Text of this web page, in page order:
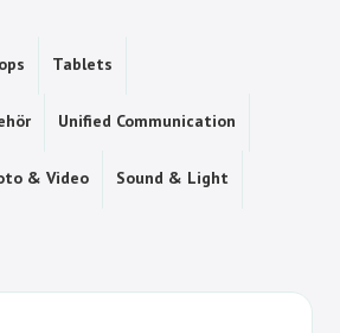
Tablets
Unified Communication
& Video Sound & Light